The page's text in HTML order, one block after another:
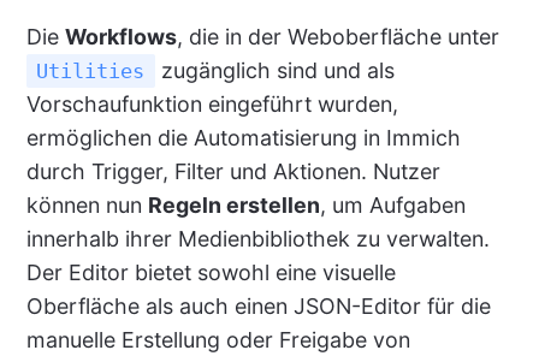
Die Workflows, die in der Weboberfläche unter
Utilities
zugänglich sind und als
Vorschaufunktion eingeführt wurden,
ermöglichen die Automatisierung in Immich
durch Trigger, Filter und Aktionen. Nutzer
können nun Regeln erstellen, um Aufgaben
innerhalb ihrer Medienbibliothek zu verwalten.
Der Editor bietet sowohl eine visuelle
Oberfläche als auch einen JSON-Editor für die
manuelle Erstellung oder Freigabe von